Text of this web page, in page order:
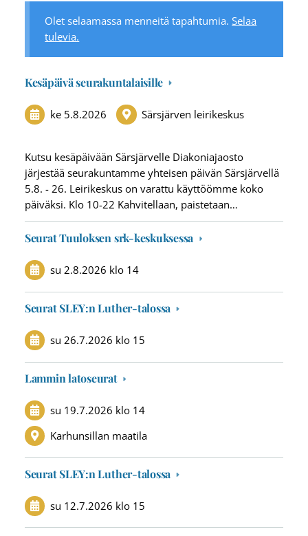
Olet selaamassa menneitä tapahtumia.Selaa
tulevia.
Kesäpäivä seurakuntalaisille
ke 5.8.2026 Särsjärven leirikeskus
Kutsu kesäpäivään Särsjärvelle Diakoniajaosto
järjestää seurakuntamme yhteisen päivän Särsjärvellä
5.8. - 26. Leirikeskus on varattu käyttöömme koko
päiväksi. Klo 10-22 Kahvitellaan, paistetaan…
Seurat Tuuloksen srk-keskuksessa
su 2.8.2026 klo 14
Seurat SLEY:n Luther-talossa
su 26.7.2026 klo 15
Lammin latoseurat
su 19.7.2026 klo 14
Karhunsillan maatila
Seurat SLEY:n Luther-talossa
su 12.7.2026 klo 15